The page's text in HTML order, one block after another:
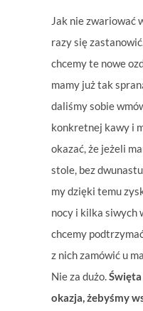
Jak nie zwariować
razy się
chcemy te nowe
mamy już tak
daliśmy sobie
konkretnej kawy i
okazać, że jeżeli
stole, bez
my dzięki temu
nocy i kilka siwych
chcemy
z nich zamówić u
Nie za dużo.
okazja, żebyśmy